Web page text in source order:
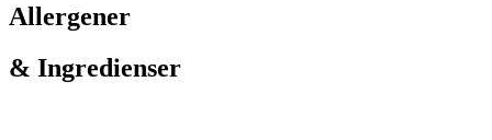
Allergener
& Ingredienser